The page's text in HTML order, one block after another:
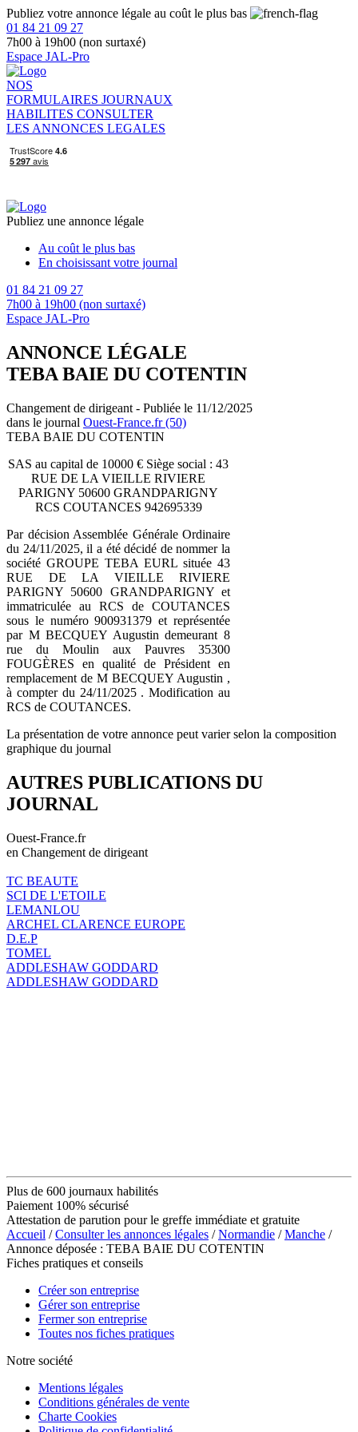
Publiez votre annonce légale au coût le plus bas
01 84 21 09 27
7h00 à 19h00 (non surtaxé)
Espace JAL-Pro
NOS
FORMULAIRES JOURNAUX
HABILITES CONSULTER
LES ANNONCES LEGALES
Publiez une annonce légale
Au coût le plus bas
En choisissant votre journal
01 84 21 09 27
7h00 à 19h00 (non surtaxé)
Espace JAL-Pro
ANNONCE LÉGALE
TEBA BAIE DU COTENTIN
Changement de dirigeant - Publiée le 11/12/2025
dans le journal Ouest-France.fr (50)
TEBA BAIE DU COTENTIN
SAS au capital de 10000 € Siège social : 43
RUE DE LA VIEILLE RIVIERE
PARIGNY 50600 GRANDPARIGNY
RCS COUTANCES 942695339
Par décision Assemblée Générale Ordinaire
du 24/11/2025, il a été décidé de nommer la
société GROUPE TEBA EURL située 43
RUE DE LA VIEILLE RIVIERE
PARIGNY 50600 GRANDPARIGNY et
immatriculée au RCS de COUTANCES
sous le numéro 900931379 et représentée
par M BECQUEY Augustin demeurant 8
rue du Moulin aux Pauvres 35300
FOUGÈRES en qualité de Président en
remplacement de M BECQUEY Augustin ,
à compter du 24/11/2025 . Modification au
RCS de COUTANCES.
La présentation de votre annonce peut varier selon la composition
graphique du journal
AUTRES PUBLICATIONS DU
JOURNAL
Ouest-France.fr
en Changement de dirigeant
TC BEAUTE
SCI DE L'ETOILE
LEMANLOU
ARCHEL CLARENCE EUROPE
D.E.P
TOMEL
ADDLESHAW GODDARD
ADDLESHAW GODDARD
Plus de 600 journaux habilités
Paiement 100% sécurisé
Attestation de parution pour le greffe immédiate et gratuite
Accueil /Consulter les annonces légales /Normandie /Manche /
Annonce déposée : TEBA BAIE DU COTENTIN
Fiches pratiques et conseils
Créer son entreprise
Gérer son entreprise
Fermer son entreprise
Toutes nos fiches pratiques
Notre société
Mentions légales
Conditions générales de vente
Charte Cookies